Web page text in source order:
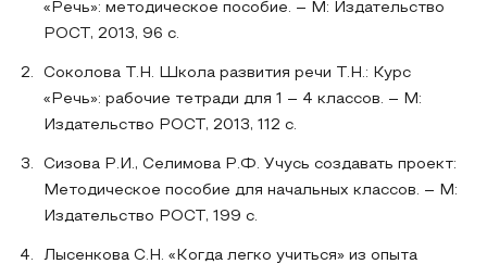
«Речь»: методическое пособие. – М: Издательство
РОСТ, 2013, 96 с.
Соколова Т.Н. Школа развития речи Т.Н.: Курс
«Речь»: рабочие тетради для 1 – 4 классов. – М:
Издательство РОСТ, 2013, 112 с.
Сизова Р.И., Селимова Р.Ф. Учусь создавать проект:
Методическое пособие для начальных классов. – М:
Издательство РОСТ, 199 с.
Лысенкова С.Н. «Когда легко учиться» из опыта